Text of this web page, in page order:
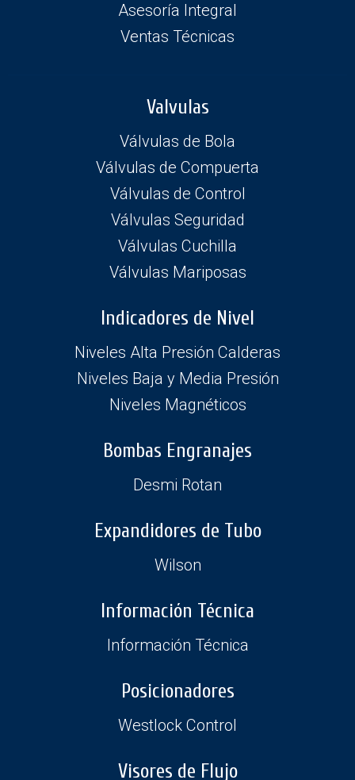
Asesoría Integral
Ventas Técnicas
Valvulas
Válvulas de Bola
Válvulas de Compuerta
Válvulas de Control
Válvulas Seguridad
Válvulas Cuchilla
Válvulas Mariposas
Indicadores de Nivel
Niveles Alta Presión Calderas
Niveles Baja y Media Presión
Niveles Magnéticos
Bombas Engranajes
Desmi Rotan
Expandidores de Tubo
Wilson
Información Técnica
Información Técnica
Posicionadores
Westlock Control
Visores de Flujo